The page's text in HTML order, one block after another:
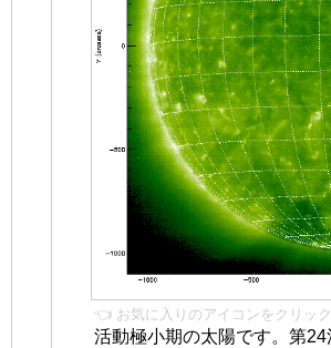
👈 お気に入りのアイコンをクリック
活動極小期の太陽です。第